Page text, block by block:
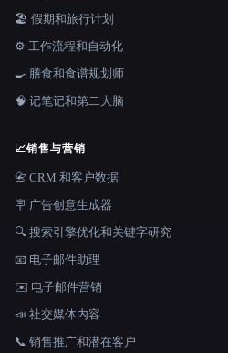
🏖 假期和旅行计划
⚙️ 工作流程和自动化
🍳 膳食和食谱规划师
🧠 记笔记和第二大脑
📈销售与营销
📇 CRM 和客户数据
🪧 广告创意生成器
🔍 搜索引擎优化和关键字研究
📧 电子邮件助理
✉️ 电子邮件营销
📣 社交媒体内容
📞 销售推广和潜在客户